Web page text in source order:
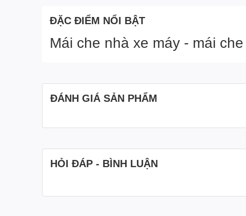
ĐẶC ĐIỂM NỔI BẬT
Mái che nhà xe máy - mái
ĐÁNH GIÁ SẢN PHẨM
HỎI ĐÁP - BÌNH LUẬN